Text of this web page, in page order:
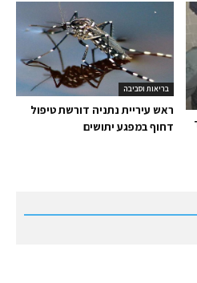
בריאות וסביבה
ראש עיריית נתניה דורשת טיפול
דחוף במפגע יתושים